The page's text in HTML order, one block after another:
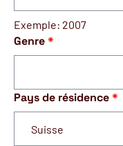
Exemple: 2007
Genre*
Pays de résidence*